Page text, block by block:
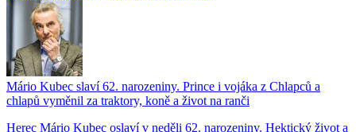
Mário Kubec slaví 62. narozeniny. Prince i vojáka z Chlapců a
chlapů vyměnil za traktory, koně a život na ranči
Herec Mário Kubec oslaví v neděli 62. narozeniny. Hektický život a